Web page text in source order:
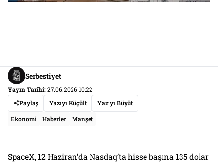
Serbestiyet
Yayın Tarihi:27.06.2026 10:22
Paylaş
Yazıyı Küçült Yazıyı Büyüt
Ekonomi Haberler Manşet
SpaceX, 12 Haziran’da Nasdaq’ta hisse başına 135 dolar